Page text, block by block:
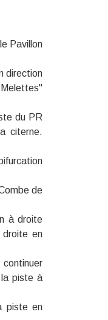
Pavillon
direction
du PR
citerne.
de
à droite
droite en
la piste à
piste en